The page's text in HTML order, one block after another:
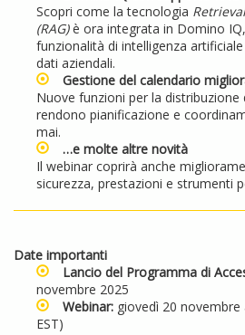
Scopri come la tecnologia
(RAG)è ora integrata in Domino
funzionalità di intelligenza
dati aziendali.
Gestione del calendario
Nuove funzioni per la distribuzione
rendono pianificazione e
mai.
…e molte altre novità
Il webinar coprirà anche
sicurezza, prestazioni e strumenti
Date importanti
Lancio del Programma di
novembre 2025
Webinar: giovedì 20 novembre
EST)